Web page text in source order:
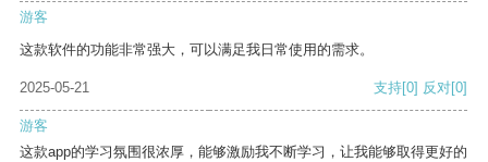
游客
这款软件的功能非常强大，可以满足我日常使用的需求。
2025-05-21 支持[0] 反对[0]
游客
这款app的学习氛围很浓厚，能够激励我不断学习，让我能够取得更好的